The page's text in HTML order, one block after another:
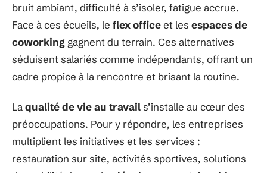
bruit ambiant, difficulté à s’isoler, fatigue accrue.
Face à ces écueils, le flex officeet les espaces de
coworking gagnent du terrain. Ces alternatives
séduisent salariés comme indépendants, offrant un
cadre propice à la rencontre et brisant la routine.
Laqualité de vie au travails’installe au cœur des
préoccupations. Pour y répondre, les entreprises
multiplient les initiatives et les services :
restauration sur site, activités sportives, solutions